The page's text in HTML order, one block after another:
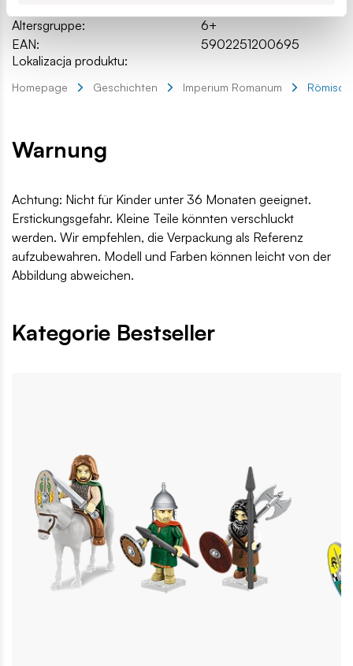
Altersgruppe:
6+
EAN:
5902251200695
Lokalizacja produktu:
Homepage Geschichten Imperium Romanum
Warnung
Achtung: Nicht für Kinder unter 36 Monaten geeignet.
Erstickungsgefahr. Kleine Teile könnten verschluckt
werden. Wir empfehlen, die Verpackung als Referenz
aufzubewahren. Modell und Farben können leicht von der
Abbildung abweichen.
Kategorie Bestseller